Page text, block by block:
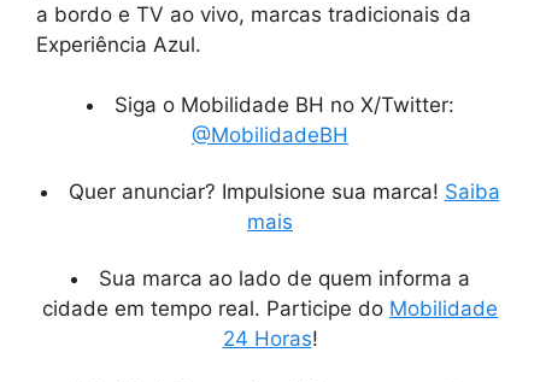
a bordo e TV ao vivo, marcas tradicionais da
Experiência Azul.
Siga o Mobilidade BH no X/Twitter:
@MobilidadeBH
Quer anunciar? Impulsione sua marca! Saiba
mais
Sua marca ao lado de quem informa a
cidade em tempo real. Participe do Mobilidade
24 Horas!